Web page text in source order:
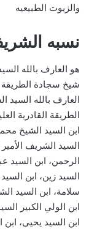
والزيوت الطبيعيه
نسبه
هو العارف بالله
شيخ سجادة الطريقة
العارف بالله
الطريقة القادرية
ابن السيد الشيخ
السيد الشريف
الرحمن، ابن السيد
السيد زين، ابن
سلامة، ابن السيد
ابن الولي الكبير
ابن السيد يحيى،